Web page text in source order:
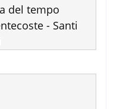
del tempo
- Santi